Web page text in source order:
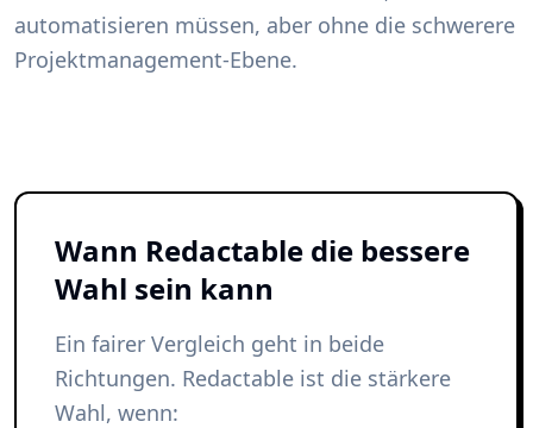
automatisieren müssen, aber ohne die schwerere
Projektmanagement-Ebene.
Wann Redactable die bessere
Wahl sein kann
Ein fairer Vergleich geht in beide
Richtungen. Redactable ist die stärkere
Wahl, wenn: